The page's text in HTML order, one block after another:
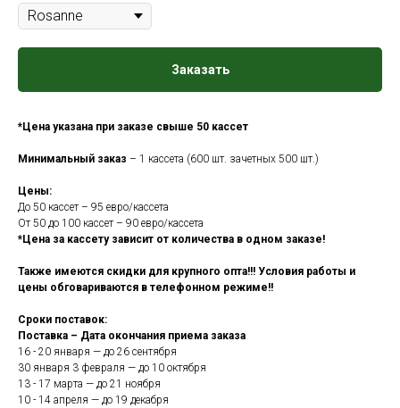
Заказать
*Цена указана при заказе свыше 50 кассет
Минимальный заказ – 1 кассета (600 шт. зачетных 500 шт.)
Цены:
До 50 кассет – 95 евро/кассета
От 50 до 100 кассет – 90 евро/кассета
*Цена за кассету зависит от количества в одном заказе!
Также имеются скидки для крупного опта!!! Условия работы и
цены обговариваются в телефонном режиме!!
Сроки поставок:
Поставка – Дата окончания приема заказа
16 - 20 января — до 26 сентября
30 января 3 февраля — до 10 октября
13 - 17 марта — до 21 ноября
10 - 14 апреля — до 19 декабря